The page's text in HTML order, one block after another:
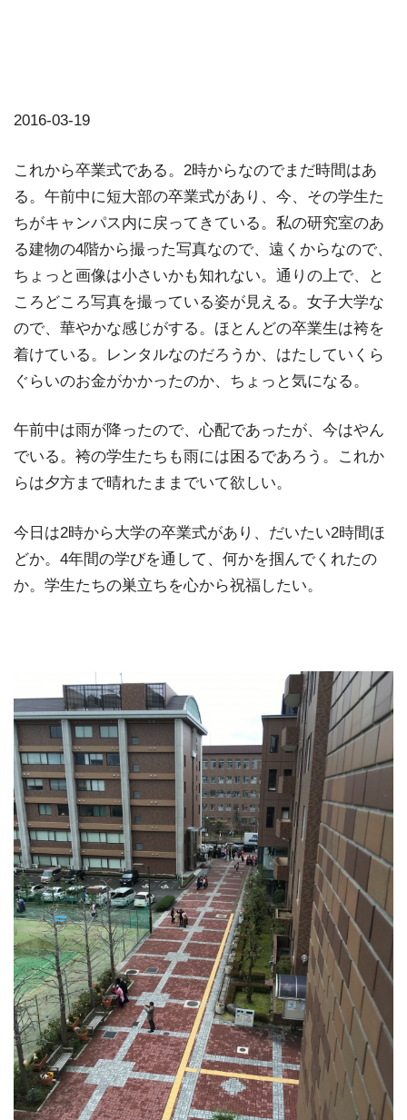
2016-03-19
これから卒業式である。2時からなのでまだ時間はあ
る。午前中に短大部の卒業式があり、今、その学生た
ちがキャンパス内に戻ってきている。私の研究室のあ
る建物の4階から撮った写真なので、遠くからなので、
ちょっと画像は小さいかも知れない。通りの上で、と
ころどころ写真を撮っている姿が見える。女子大学な
ので、華やかな感じがする。ほとんどの卒業生は袴を
着けている。レンタルなのだろうか、はたしていくら
ぐらいのお金がかかったのか、ちょっと気になる。
午前中は雨が降ったので、心配であったが、今はやん
でいる。袴の学生たちも雨には困るであろう。これか
らは夕方まで晴れたままでいて欲しい。
今日は2時から大学の卒業式があり、だいたい2時間ほ
どか。4年間の学びを通して、何かを掴んでくれたの
か。学生たちの巣立ちを心から祝福したい。